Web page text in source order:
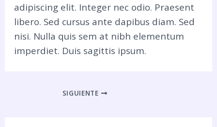
adipiscing elit. Integer nec odio. Praesent
libero. Sed cursus ante dapibus diam. Sed
nisi. Nulla quis sem at nibh elementum
imperdiet. Duis sagittis ipsum.
SIGUIENTE